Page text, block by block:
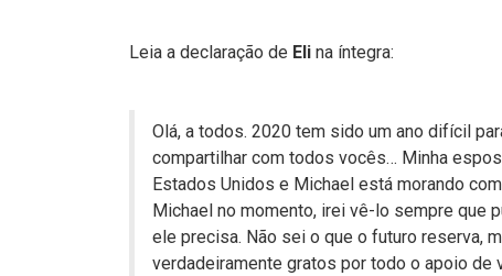
Leia a declaração de Eli na íntegra:
Olá, a todos. 2020 tem sido um ano difícil
compartilhar com todos vocês… Minha
Estados Unidos e Michael está morando
Michael no momento, irei vê-lo sempre que
ele precisa. Não sei o que o futuro reserva,
verdadeiramente gratos por todo o apoio